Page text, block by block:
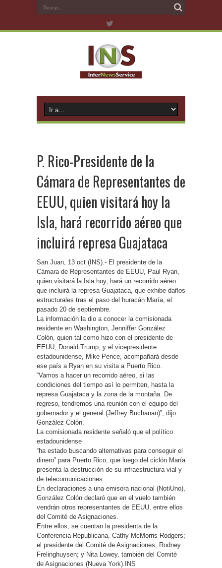
P. Rico-Presidente de la
Cámara de Representantes de
EEUU, quien visitará hoy la
Isla, hará recorrido aéreo que
incluirá represa Guajataca
San Juan, 13 oct (INS).- El presidente de la
Cámara de Representantes de EEUU, Paul Ryan,
quien visitará la Isla hoy, hará un recorrido aéreo
que incluirá la represa Guajataca, que exhibe daños
estructurales tras el paso del huracán María, el
pasado 20 de septiembre.
La información la dio a conocer la comisionada
residente en Washington, Jenniffer González
Colón, quien tal como hizo con el presidente de
EEUU, Donald Trump, y el vicepresidente
estadounidense, Mike Pence, acompañará desde
ese país a Ryan en su visita a Puerto Rico.
“Vamos a hacer un recorrido aéreo, si las
condiciones del tiempo así lo permiten, hasta la
represa Guajataca y la zona de la montaña. De
regreso, tendremos una reunión con el equipo del
gobernador y el general (Jeffrey Buchanan)”, dijo
González Colón.
La comisionada residente señaló que el político
estadounidense
“ha estado buscando alternativas para conseguir el
dinero” para Puerto Rico, que luego del ciclón María
presenta la destrucción de su infraestructura vial y
de telecomunicaciones.
En declaraciones a una emisora nacional (NotiUno),
González Colón declaró que en el vuelo también
vendrán otros representantes de EEUU, entre ellos
del Comité de Asignaciones.
Entre ellos, se cuentan la presidenta de la
Conferencia Republicana, Cathy McMorris Rodgers;
el presidente del Comité de Asignaciones, Rodney
Frelinghuysen; y Nita Lowey, también del Comité
de Asignaciones (Nueva York).INS